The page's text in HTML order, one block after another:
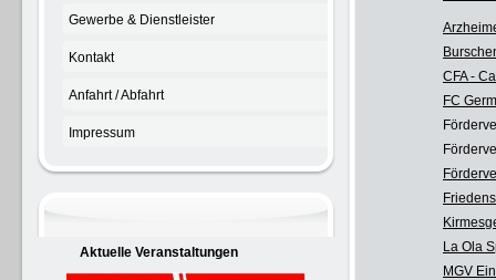
CFA -
FC
La Ola
MGV
Gewerbe & Dienstleister
Kontakt
Anfahrt / Abfahrt
Impressum
Aktuelle Veranstaltungen